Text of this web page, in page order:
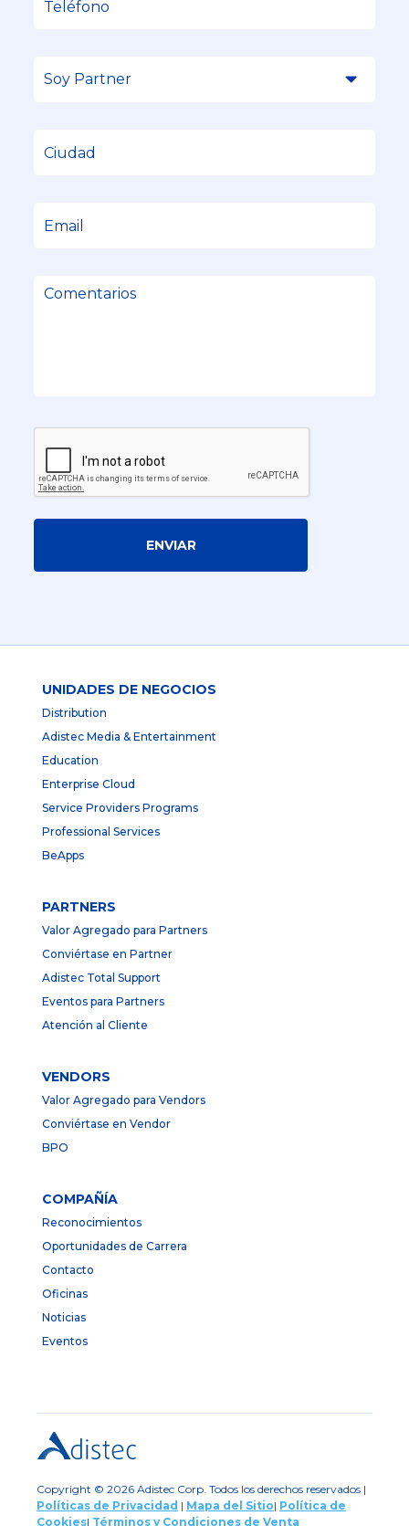
ENVIAR
UNIDADES DE NEGOCIOS
Distribution
Adistec Media & Entertainment
Education
Enterprise Cloud
Service Providers Programs
Professional Services
BeApps
PARTNERS
Valor Agregado para Partners
Conviértase en Partner
Adistec Total Support
Eventos para Partners
Atención al Cliente
VENDORS
Valor Agregado para Vendors
Conviértase en Vendor
BPO
COMPAÑÍA
Reconocimientos
Oportunidades de Carrera
Contacto
Oficinas
Noticias
Eventos
Copyright © 2026 Adistec Corp. Todos los derechos reservados |
Políticas de Privacidad | Mapa del Sitio| Política de
Cookies| Términos y Condiciones de Venta